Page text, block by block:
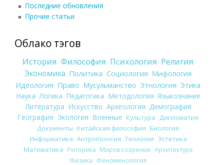
Последние обновления
Прочие статьи
Облако тэгов
История Философия Психология Религия
Экономика Политика Социология Мифология
Идеология Право Мусульманство Этнология Этика
Наука Логика Педагогика Методология Языкознание
Литература Искусство Археология Демография
География Экология Военные Культура
Дипломатия
Документы Китайская философия Биология
Информатика Антропология Теология Эстетика
Математика Риторика Мировоззрение Архитектура
Физика Феноменология